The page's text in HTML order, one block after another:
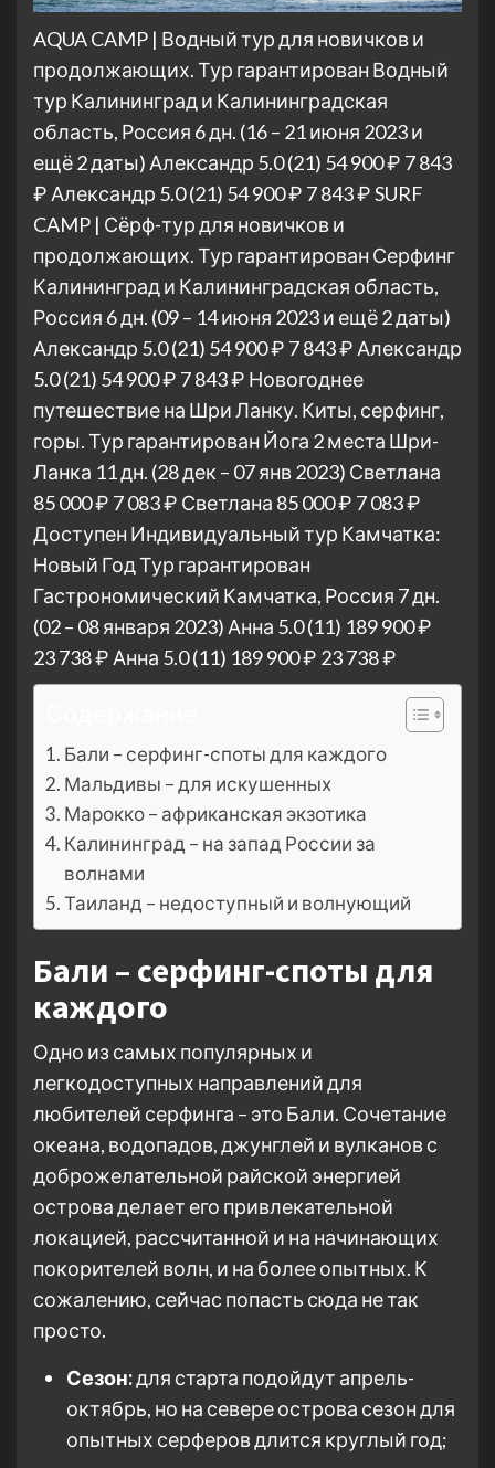
AQUA CAMP | Водный тур для новичков и
продолжающих. Тур гарантирован Водный
тур Калининград и Калининградская
область, Россия 6 дн. (16 – 21 июня 2023 и
ещё 2 даты) Александр 5.0(21) 54 900 ₽ 7 843
₽ Александр 5.0(21) 54 900 ₽ 7 843 ₽SURF
CAMP | Сёрф-тур для новичков и
продолжающих. Тур гарантирован Серфинг
Калининград и Калининградская область,
Россия 6 дн. (09 – 14 июня 2023 и ещё 2 даты)
Александр 5.0(21) 54 900 ₽ 7 843 ₽ Александр
5.0(21) 54 900 ₽ 7 843 ₽ Новогоднее
путешествие на Шри Ланку. Киты, серфинг,
горы. Тур гарантирован Йога 2 места Шри-
Ланка 11 дн. (28 дек – 07 янв 2023) Светлана
85 000 ₽ 7 083 ₽ Светлана 85 000 ₽ 7 083 ₽
Доступен Индивидуальный тур Камчатка:
Новый Год Тур гарантирован
Гастрономический Камчатка, Россия 7 дн.
(02 – 08 января 2023) Анна 5.0(11) 189 900 ₽
23 738 ₽ Анна 5.0(11) 189 900 ₽ 23 738 ₽
Бали – серфинг-споты для каждого
Мальдивы – для искушенных
Марокко – африканская экзотика
Калининград – на запад России за
волнами
Таиланд – недоступный и волнующий
Бали – серфинг-споты для
каждого
Одно из самых популярных и
легкодоступных направлений для
любителей серфинга – это Бали. Сочетание
океана, водопадов, джунглей и вулканов с
доброжелательной райской энергией
острова делает его привлекательной
локацией, рассчитанной и на начинающих
покорителей волн, и на более опытных. К
сожалению, сейчас попасть сюда не так
просто.
Сезон:для старта подойдут апрель-
октябрь, но на севере острова сезон для
опытных серферов длится круглый год;